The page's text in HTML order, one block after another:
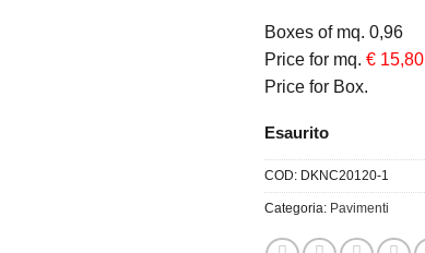
Boxes of mq. 0,96
Price for mq. € 15,80
Price for Box.
Esaurito
COD: DKNC20120-1
Categoria: Pavimenti